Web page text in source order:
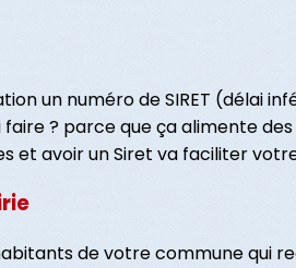
un numéro de SIRET (délai
faire ? parce que ça alimente
et avoir un Siret va faciliter
de votre commune qui